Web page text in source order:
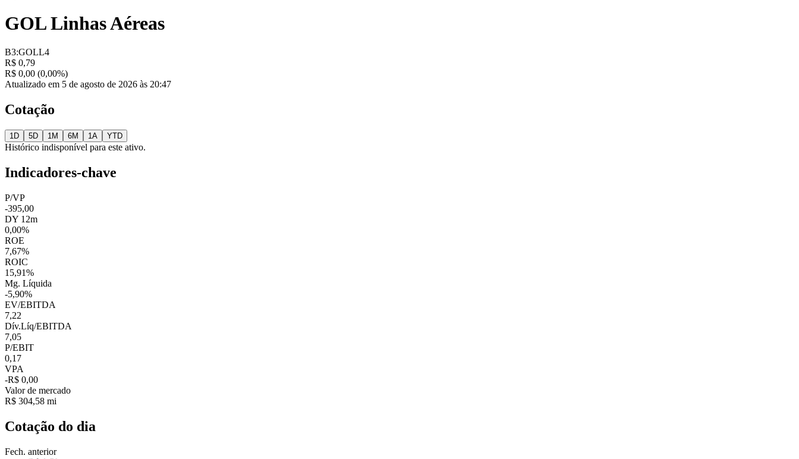
GOL Linhas Aéreas
B3:GOLL4
R$ 0,79
R$ 0,00 (0,00%)
Atualizado em 5 de agosto de 2026 às 20:47
Cotação
1D 5D 1M 6M 1A YTD
Histórico indisponível para este ativo.
Indicadores-chave
P/VP
-395,00
DY 12m
0,00%
ROE
7,67%
ROIC
15,91%
Mg. Líquida
-5,90%
EV/EBITDA
7,22
Dív.Líq/EBITDA
7,05
P/EBIT
0,17
VPA
-R$ 0,00
Valor de mercado
R$ 304,58 mi
Cotação do dia
Fech. anterior